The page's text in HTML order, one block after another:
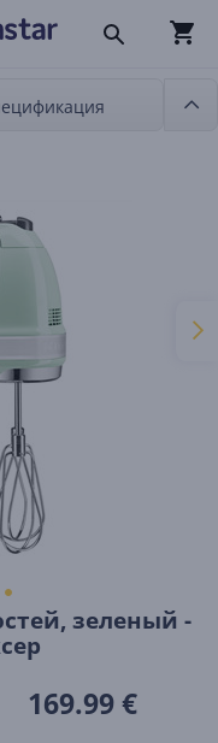
зеленый -
169.99 €